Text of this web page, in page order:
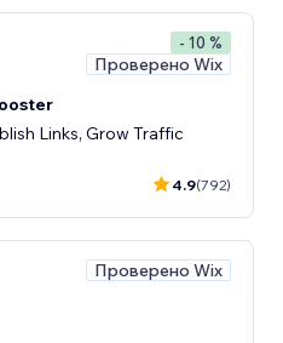
- 10 %
Проверено Wix
Links, Grow Traffic
4.9(792)
Проверено Wix